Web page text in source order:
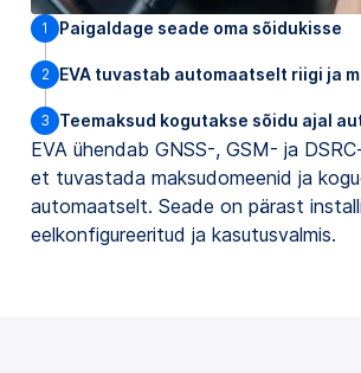
1 Paigaldage seade oma sõidukisse
2 EVA tuvastab automaatselt riigi ja
3 Teemaksud kogutakse sõidu ajal
EVA ühendab GNSS-, GSM- ja
et tuvastada maksudomeenid ja
automaatselt. Seade on pärast
eelkonfigureeritud ja kasutusvalmis.